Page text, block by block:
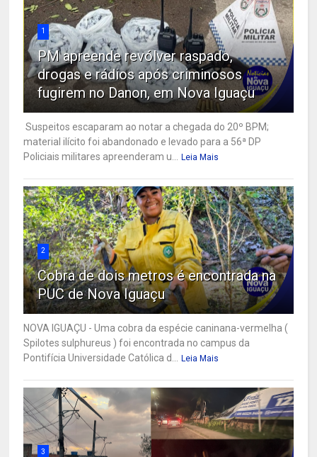
1
PM apreende revólver raspado,
drogas e rádios após criminosos
fugirem no Danon, em Nova Iguaçu
Suspeitos escaparam ao notar a chegada do 20º BPM;
material ilícito foi abandonado e levado para a 56ª DP
Policiais militares apreenderam u...
Leia Mais
2
Cobra de dois metros é encontrada na
PUC de Nova Iguaçu
NOVA IGUAÇU - Uma cobra da espécie caninana-vermelha (
Spilotes sulphureus ) foi encontrada no campus da
Pontifícia Universidade Católica d...
Leia Mais
3